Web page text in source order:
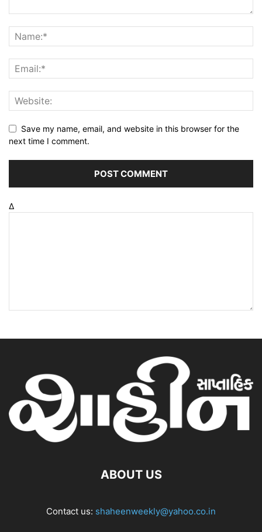
Save my name, email, and website in this browser for the
next time I comment.
Δ
ABOUT US
Contact us: shaheenweekly@yahoo.co.in